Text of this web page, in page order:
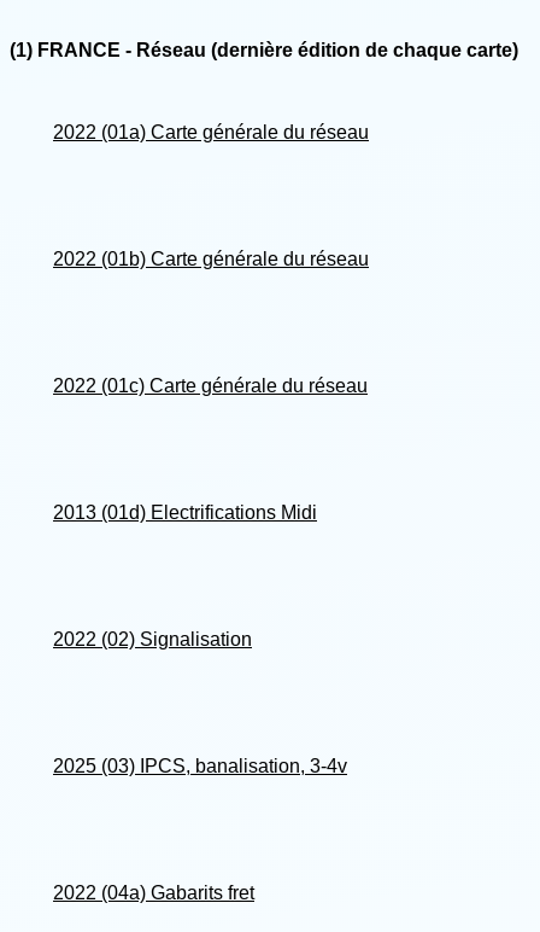
(1) FRANCE - Réseau (dernière édition de chaque carte)
2022 (01a) Carte générale du réseau
2022 (01b) Carte générale du réseau
2022 (01c) Carte générale du réseau
2013 (01d) Electrifications Midi
2022 (02) Signalisation
2025 (03) IPCS, banalisation, 3-4v
2022 (04a) Gabarits fret